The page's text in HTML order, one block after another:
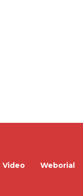
Video
Weborial